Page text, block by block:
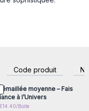
Code produit
inscrivez-vous pour
aux prix de gros
émaillée moyenne – Fais
à l’Univers
Boite
Connectez-vous ou